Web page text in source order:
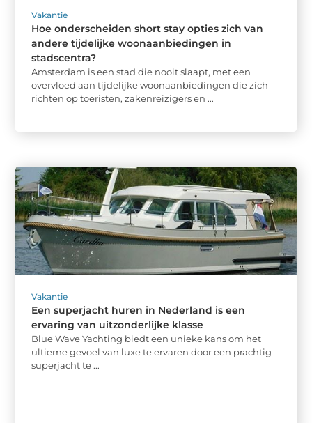
Vakantie
Hoe onderscheiden short stay opties zich van
andere tijdelijke woonaanbiedingen in
stadscentra?
Amsterdam is een stad die nooit slaapt, met een
overvloed aan tijdelijke woonaanbiedingen die zich
richten op toeristen, zakenreizigers en ...
Vakantie
Een superjacht huren in Nederland is een
ervaring van uitzonderlijke klasse
Blue Wave Yachting biedt een unieke kans om het
ultieme gevoel van luxe te ervaren door een prachtig
superjacht te ...